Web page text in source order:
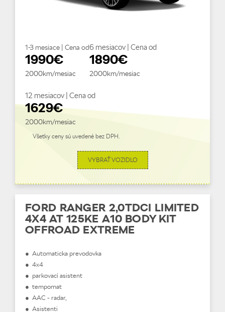
1-3 mesiace | Cena od
1990€
2000km/mesiac
6 mesiacov | Cena od
1890€
2000km/mesiac
12 mesiacov | Cena od
1629€
2000km/mesiac
Všetky ceny sú uvedené bez DPH.
VYBRAŤ VOZIDLO
FORD RANGER 2,0TDCI LIMITED
4X4 AT 125KE A10 BODY KIT
OFFROAD EXTREME
● Automaticka prevodovka
● 4x4
● parkovací asistent
● tempomat
● AAC - radar,
● Asistenti